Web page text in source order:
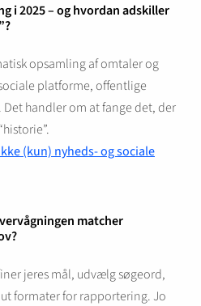
i 2025 – og hvordan adskiller
opsamling af omtaler og
platforme, offentlige
handler om at fange det, der
(kun) nyheds- og sociale
matcher
jeres mål, udvælg søgeord,
formater for rapportering. Jo